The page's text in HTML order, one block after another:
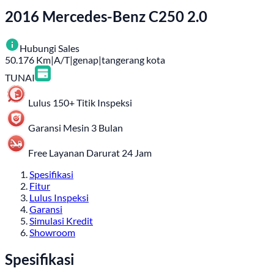
2016 Mercedes-Benz C250 2.0
Hubungi Sales
50.176 Km|A/T|genap|tangerang kota
TUNAI
Lulus 150+ Titik Inspeksi
Garansi Mesin 3 Bulan
Free Layanan Darurat 24 Jam
Spesifikasi
Fitur
Lulus Inspeksi
Garansi
Simulasi Kredit
Showroom
Spesifikasi